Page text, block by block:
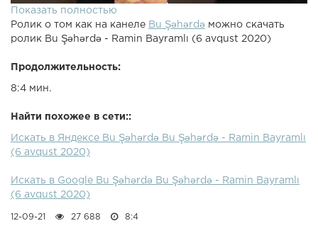
Показать полностью
Ролик о том как на канеле Bu Şəhərdə можно скачать
ролик Bu Şəhərdə - Ramin Bayramlı (6 avqust 2020)
Продолжительность:
8:4 мин.
Найти похожее в сети::
Искать в Яндексе Bu Şəhərdə Bu Şəhərdə - Ramin Bayramlı
(6 avqust 2020)
Искать в Google Bu Şəhərdə Bu Şəhərdə - Ramin Bayramlı
(6 avqust 2020)
12-09-21 27 688 8:4